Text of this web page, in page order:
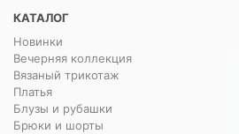
КАТАЛОГ
Новинки
Вечерняя коллекция
Вязаный трикотаж
Платья
Блузы и рубашки
Брюки и шорты